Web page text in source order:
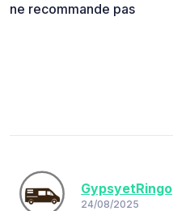
ne recommande pas
GypsyetRingo
24/08/2025